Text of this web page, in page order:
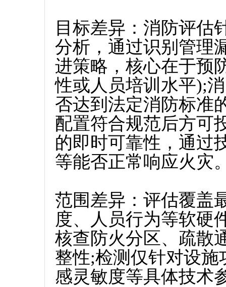
目标差异‌：消防评估
分析，通过识别管理
进策略，核心在于预
性或人员培训水平);
否达到法定消防标准
配置符合规范后方可
的即时可靠性，通过
等能否正常响应火灾
范围差异‌：评估覆盖
度、人员行为等软硬
核查防火分区、疏散
整性;检测仅针对设
感灵敏度等具体技术